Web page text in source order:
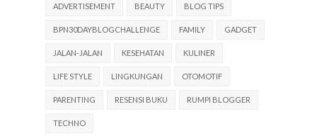
ADVERTISEMENT BEAUTY BLOG TIPS
BPN30DAYBLOGCHALLENGE FAMILY GADGET
JALAN-JALAN KESEHATAN KULINER
LIFE STYLE LINGKUNGAN OTOMOTIF
PARENTING RESENSI BUKU RUMPI BLOGGER
TECHNO